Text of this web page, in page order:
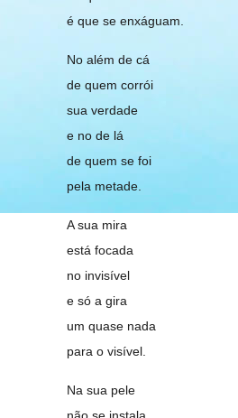
é que se enxáguam.
No além de cá
de quem corrói
sua verdade
e no de lá
de quem se foi
pela metade.
A sua mira
está focada
no invisível
e só a gira
um quase nada
para o visível.
Na sua pele